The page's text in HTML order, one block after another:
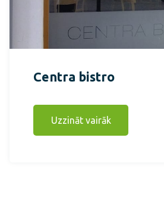
Centra bistro
Uzzināt vairāk